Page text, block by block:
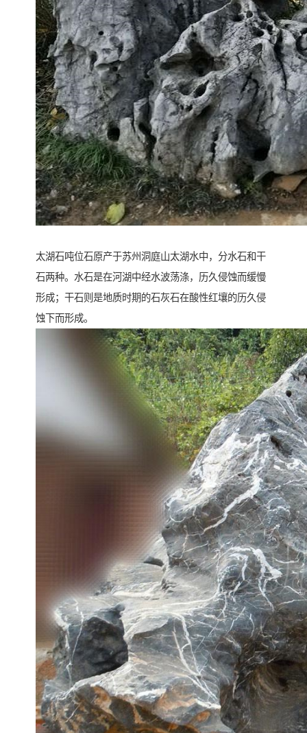
太湖石吨位石原产于苏州洞庭山太湖水中，分水石和干
石两种。水石是在河湖中经水波荡涤，历久侵蚀而缓慢
形成；干石则是地质时期的石灰石在酸性红壤的历久侵
蚀下而形成。